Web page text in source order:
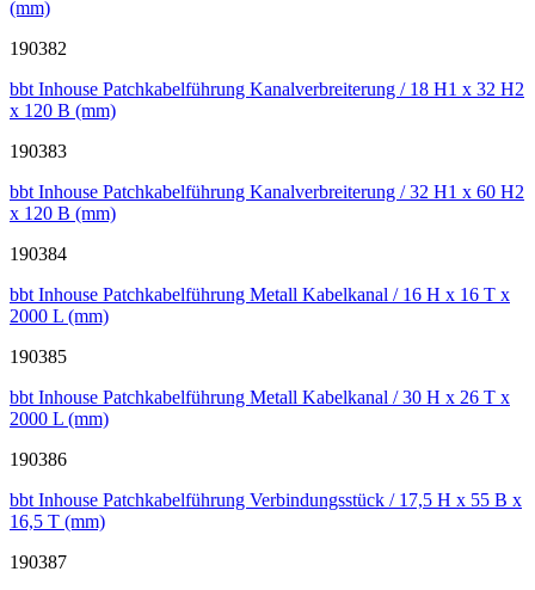
(mm)
190382
bbt Inhouse Patchkabelführung Kanalverbreiterung / 18 H1 x 32 H2
x 120 B (mm)
190383
bbt Inhouse Patchkabelführung Kanalverbreiterung / 32 H1 x 60 H2
x 120 B (mm)
190384
bbt Inhouse Patchkabelführung Metall Kabelkanal / 16 H x 16 T x
2000 L (mm)
190385
bbt Inhouse Patchkabelführung Metall Kabelkanal / 30 H x 26 T x
2000 L (mm)
190386
bbt Inhouse Patchkabelführung Verbindungsstück / 17,5 H x 55 B x
16,5 T (mm)
190387